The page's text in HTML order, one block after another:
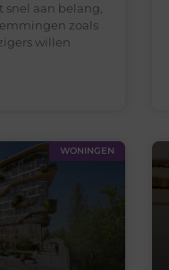
aan belang,
zoals
willen
WONINGEN